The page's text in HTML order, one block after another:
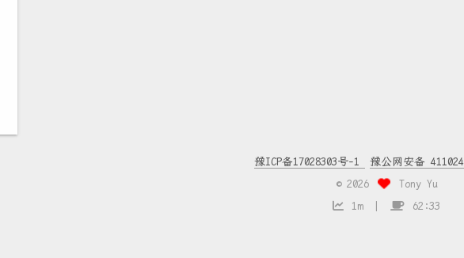
豫ICP备17028303号-1
豫公网安备
© 2026
Tony Yu
1m
62:33